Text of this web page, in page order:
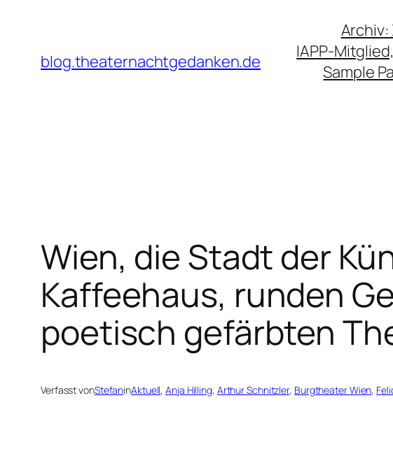
springenblog.theaternachtgedanken.de
IAPP-
Sample
Wien, die Stadt der
Kaffeehaus, runden
poetisch gefärbten
Verfasst vonStefaninAktuell, Anja Hilling, Arthur Schnitzler, Burgtheater Wien,